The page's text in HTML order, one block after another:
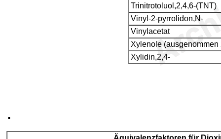
Trinitrotoluol,2,4,6-(TNT)
Vinyl-2-pyrrolidon,N-
Vinylacetat
Xylenole (ausgenommen
Xylidin,2,4-
.